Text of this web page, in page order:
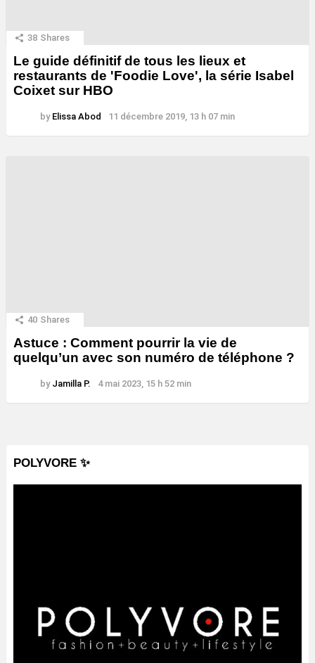
38 Shares
Le guide définitif de tous les lieux et
restaurants de 'Foodie Love', la série Isabel
Coixet sur HBO
by Elissa Abod 11 décembre 2019, 13 h 07 min
40 Shares
Astuce : Comment pourrir la vie de
quelqu’un avec son numéro de téléphone ?
by Jamilla P. 4 mai 2023, 15 h 52 min
POLYVORE ✨